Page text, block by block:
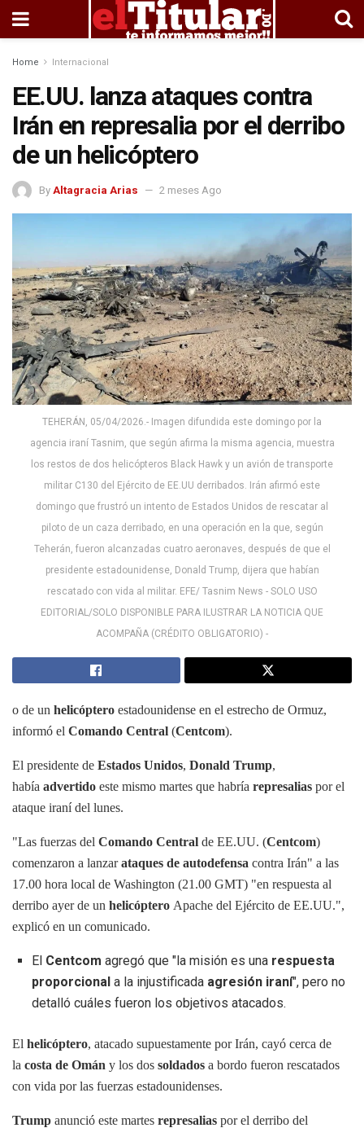
Home Internacional
EE.UU. lanza ataques contra
Irán en represalia por el derribo
de un helicóptero
By Altagracia Arias 2 meses Ago
TEHERÁN, 05/04/2026.- Imagen difundida este domingo por la
agencia iraní Tasnim, que según afirma la misma agencia, muestra
los restos de dos helicópteros Black Hawk y un avión de transporte
militar C130 del Ejército de EE.UU derribados. Irán afirmó este
domingo que frustró un intento de Estados Unidos de rescatar al
piloto de un caza derribado, en una operación en la que, según
Teherán, fueron alcanzadas cuatro aeronaves, después de que el
presidente estadounidense, Donald Trump, dijera que habían
rescatado con vida al militar. EFE/ Tasnim News - SOLO USO
EDITORIAL/SOLO DISPONIBLE PARA ILUSTRAR LA NOTICIA QUE
ACOMPAÑA (CRÉDITO OBLIGATORIO) -
o de un helicóptero estadounidense en el estrecho de Ormuz,
informó el Comando Central (Centcom).
El presidente de Estados Unidos, Donald Trump,
había advertido este mismo martes que habría represalias por el
ataque iraní del lunes.
"Las fuerzas del Comando Central de EE.UU. (Centcom)
comenzaron a lanzarataques de autodefensa contra Irán" a las
17.00 hora local de Washington (21.00 GMT) "en respuesta al
derribo ayer de un helicóptero Apache del Ejército de EE.UU.",
explicó en un comunicado.
El Centcom agregó que "la misión es una respuesta
proporcional a la injustificada agresión iraní", pero no
detalló cuáles fueron los objetivos atacados.
El helicóptero, atacado supuestamente por Irán, cayó cerca de
la costa de Omán y los dos soldados a bordo fueron rescatados
con vida por las fuerzas estadounidenses.
Trump anunció este martes represalias por el derribo del